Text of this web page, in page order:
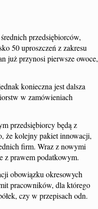
przedsiębiorców,
50 uproszczeń z zakresu
już przynosi pierwsze owoce,
konieczna jest dalsza
w zamówieniach
przedsiębiorcy będą z
że kolejny pakiet innowacji,
firm. Wraz z nowymi
z prawem podatkowym.
obowiązku okresowych
pracowników, dla którego
czy w przepisach odn.